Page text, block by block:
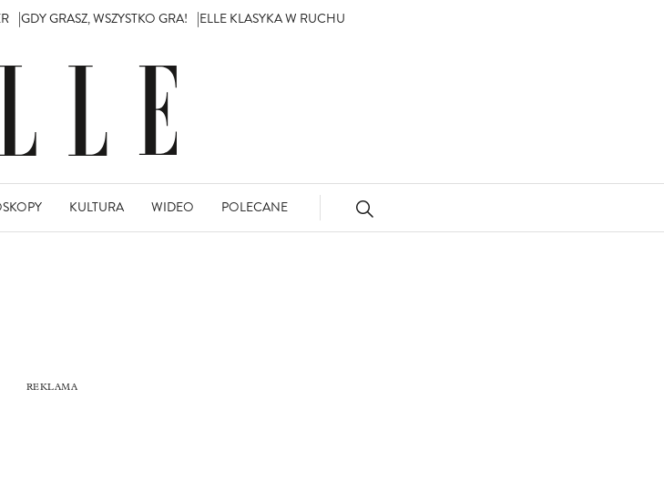
GDY GRASZ, WSZYSTKO GRA! ELLE KLASYKA W RUCHU
KULTURA WIDEO POLECANE